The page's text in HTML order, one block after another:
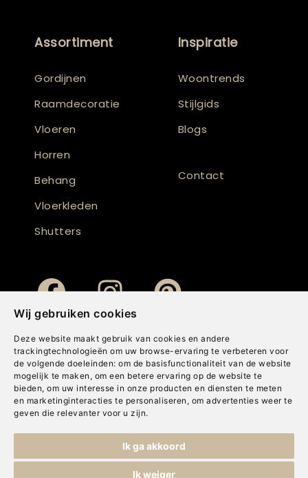
Wij gebruiken cookies
Deze website maakt gebruik van cookies en andere
trackingtechnologieën om uw browse-ervaring te verbeteren voor
de volgende doeleinden: om de basisfunctionaliteit van de website
mogelijk te maken , om een betere ervaring op de website te
bieden, om uw interesse in onze producten en diensten te meten
en marketinginteracties te personaliseren , om advertenties weer te
geven die relevanter voor u zijn.
Ik ga akkoord
Ik weiger
Assortiment
Gordijnen
Raamdecoratie
Vloeren
Horren
Behang
Vloerkleden
Shutters
Inspiratie
Woontrends
Stijlgids
Blogs
Contact
Cookies